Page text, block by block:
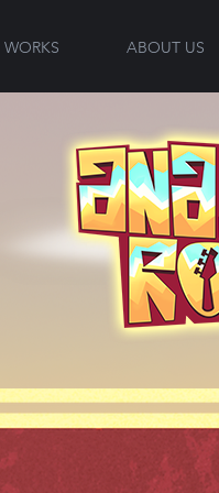
WORKS ABOUT US